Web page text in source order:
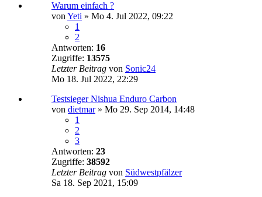
Warum einfach ?
von Yeti » Mo 4. Jul 2022, 09:22
1
2
Antworten: 16
Zugriffe: 13575
Letzter Beitrag von Sonic24
Mo 18. Jul 2022, 22:29
Testsieger Nishua Enduro Carbon
von dietmar» Mo 29. Sep 2014, 14:48
1
2
3
Antworten: 23
Zugriffe: 38592
Letzter Beitrag von Südwestpfälzer
Sa 18. Sep 2021, 15:09